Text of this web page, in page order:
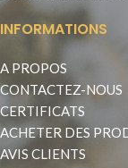
INFORMATIONS
A PROPOS
CONTACTEZ-NOUS
CERTIFICATS
ACHETER DES
AVIS CLIENTS